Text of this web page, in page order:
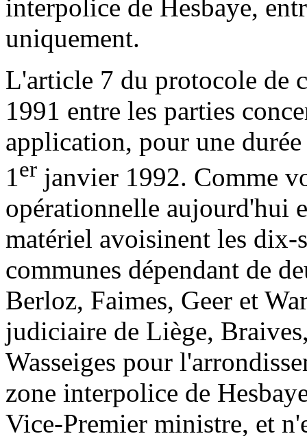
interpolice de Hesbaye,
uniquement.
L'article 7 du protocole de
1991 entre les parties
application, pour une
1er janvier 1992. Comme
opérationnelle aujourd'hui
matériel avoisinent les
communes dépendant de
Berloz, Faimes, Geer et
judiciaire de Liège,
Wasseiges pour
zone interpolice de
Vice-Premier ministre, et